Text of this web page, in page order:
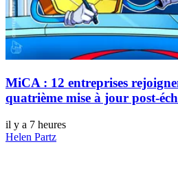
MiCA : 12 entreprises
quatrième mise à jour post-
il y a 7 heures
Helen Partz